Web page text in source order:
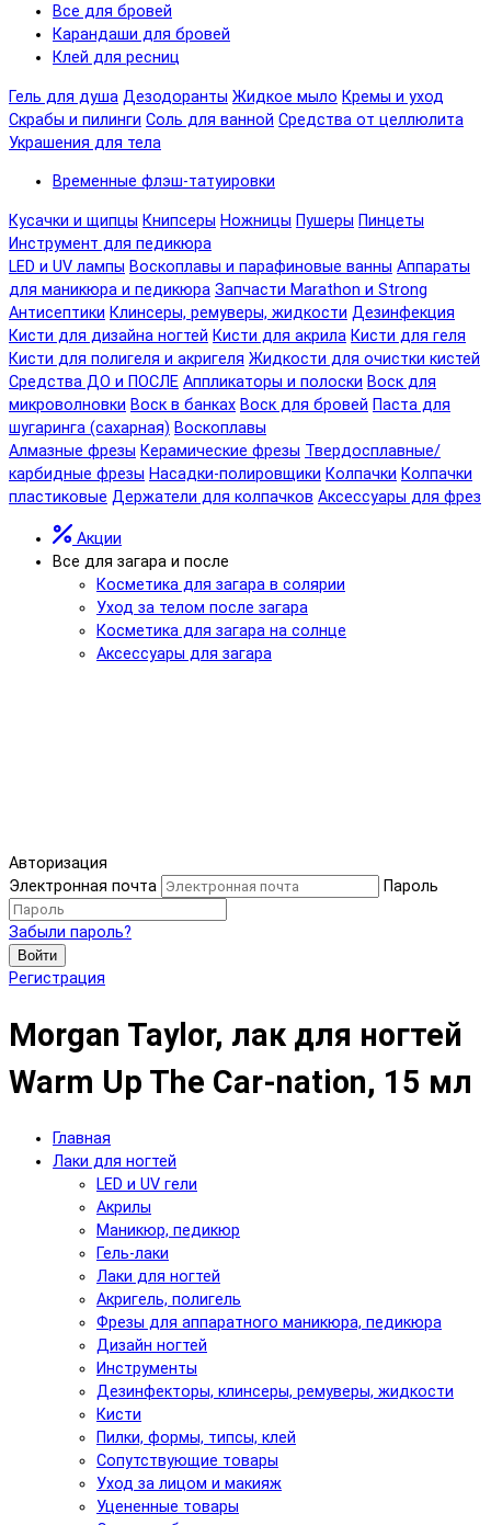
Все для бровей
Карандаши для бровей
Клей для ресниц
Гель для душа Дезодоранты Жидкое мыло Кремы и уход
Скрабы и пилинги Соль для ванной Средства от целлюлита
Украшения для тела
Временные флэш-татуировки
Кусачки и щипцы Книпсеры Ножницы Пушеры Пинцеты
Инструмент для педикюра
LED и UV лампы Воскоплавы и парафиновые ванны Аппараты
для маникюра и педикюра Запчасти Marathon и Strong
Антисептики Клинсеры, ремуверы, жидкости Дезинфекция
Кисти для дизайна ногтей Кисти для акрила Кисти для геля
Кисти для полигеля и акригеля Жидкости для очистки кистей
Средства ДО и ПОСЛЕ Аппликаторы и полоски Воск для
микроволновки Воск в банках Воск для бровей Паста для
шугаринга (сахарная) Воскоплавы
Алмазные фрезы Керамические фрезы Твердосплавные/
карбидные фрезы Насадки-полировщики Колпачки Колпачки
пластиковые Держатели для колпачков Аксессуары для фрез
Акции
Все для загара и после
Косметика для загара в солярии
Уход за телом после загара
Косметика для загара на солнце
Аксессуары для загара
Авторизация
Электронная почта
Пароль
Забыли пароль?
Войти
Регистрация
Morgan Taylor, лак для ногтей
Warm Up The Car-nation, 15 мл
Главная
Лаки для ногтей
LED и UV гели
Акрилы
Маникюр, педикюр
Гель-лаки
Лаки для ногтей
Акригель, полигель
Фрезы для аппаратного маникюра, педикюра
Дизайн ногтей
Инструменты
Дезинфекторы, клинсеры, ремуверы, жидкости
Кисти
Пилки, формы, типсы, клей
Сопутствующие товары
Уход за лицом и макияж
Уцененные товары